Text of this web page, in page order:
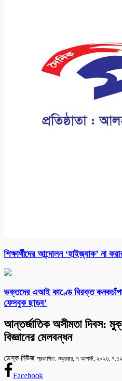
শিক্ষার্থীদের আন্দোলন ‘হাইজ্যাক’ না
ভক্তদের এআই কাণ্ডে বিরক্ত
ফেসবুক ছাড়ব’
আন্তর্জাতিক অসীমতা দিবস:
বিজ্ঞানের মেলবন্ধন
ডেস্ক নিউজ প্রকাশিত: শুক্রবার, ৭ আগস্ট, ২০২৬,
Facebook